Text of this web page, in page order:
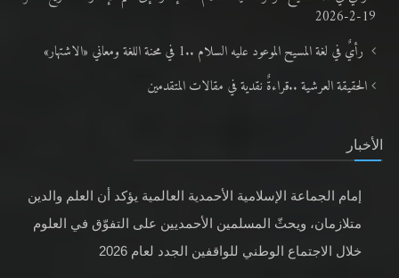
19-2-2026
رأيٌ في لغة المسيح الموعود عليه السلام ..1 في محنة اللغة ومعاني «الاشتهار»
الحقيقة العرشية ..قراءةٌ نقدية في مقالات المتقدمين
الأخبار
إمام الجماعة الإسلامية الأحمدية العالمية يؤكد أن العلم والدين
متلازمان، ويحثّ المسلمين الأحمديين على التفوّق في العلوم
خلال الاجتماع الوطني للواقفين الجدد لعام 2026